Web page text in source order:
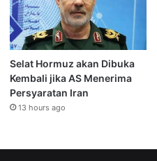
Selat Hormuz akan Dibuka
Kembali jika AS Menerima
Persyaratan Iran
13 hours ago